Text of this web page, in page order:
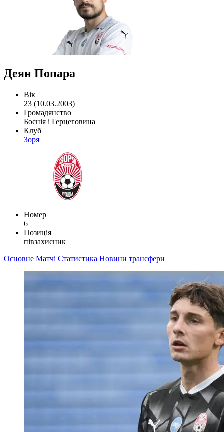
Деян Попара
Вік
23 (10.03.2003)
Громадянство
Боснія і Герцеговина
Клуб
Зоря
Номер
6
Позиція
півзахисник
Основне Матчі Статистика Новини трансфери